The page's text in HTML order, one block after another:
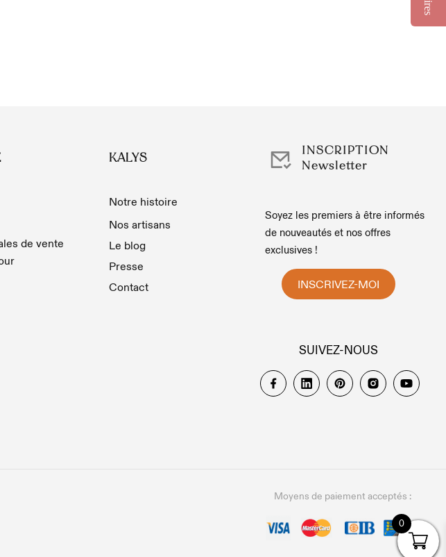
de vente
KALYS
Notre histoire
Nos artisans
Le blog
Presse
Contact
INSCRIPTION
Newsletter
Soyez les premiers à être informés
de nouveautés et nos offres
exclusives !
INSCRIVEZ-MOI
SUIVEZ-NOUS
Moyens de paiement acceptés :
0